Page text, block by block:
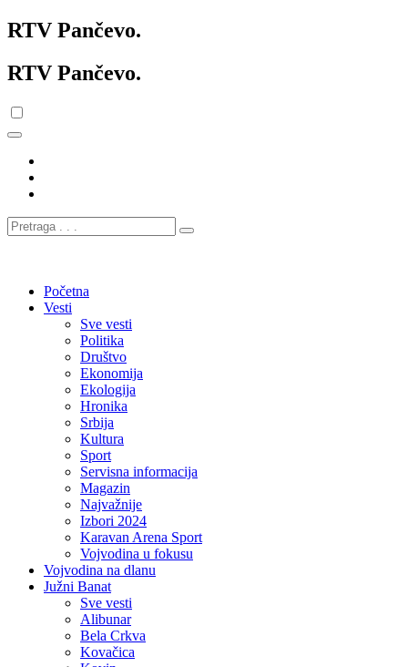
RTV Pančevo.
RTV Pančevo.
Početna
Vesti
Sve vesti
Politika
Društvo
Ekonomija
Ekologija
Hronika
Srbija
Kultura
Sport
Servisna informacija
Magazin
Najvažnije
Izbori 2024
Karavan Arena Sport
Vojvodina u fokusu
Vojvodina na dlanu
Južni Banat
Sve vesti
Alibunar
Bela Crkva
Kovačica